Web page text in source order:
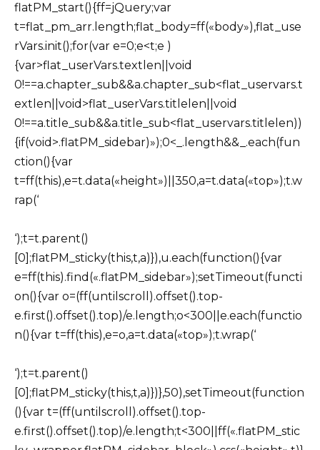
flatPM_start(){ff=jQuery;var
t=flat_pm_arr.length;flat_body=ff(«body»),flat_use
rVars.init();for(var e=0;e<t;e )
{var>flat_userVars.textlen||void
0!==a.chapter_sub&&a.chapter_sub<flat_uservars.t
extlen||void>flat_userVars.titlelen||void
0!==a.title_sub&&a.title_sub<flat_uservars.titlelen))
{if(void>.flatPM_sidebar)»);0<_.length&&_.each(fun
ction(){var
t=ff(this),e=t.data(«height»)||350,a=t.data(«top»);t.w
rap(‘
‘);t=t.parent()
[0];flatPM_sticky(this,t,a)}),u.each(function(){var
e=ff(this).find(«.flatPM_sidebar»);setTimeout(functi
on(){var o=(ff(untilscroll).offset().top-
e.first().offset().top)/e.length;o<300||e.each(functio
n(){var t=ff(this),e=o,a=t.data(«top»);t.wrap(‘
‘);t=t.parent()
[0];flatPM_sticky(this,t,a)})},50),setTimeout(function
(){var t=(ff(untilscroll).offset().top-
e.first().offset().top)/e.length;t<300||ff(«.flatPM_stic